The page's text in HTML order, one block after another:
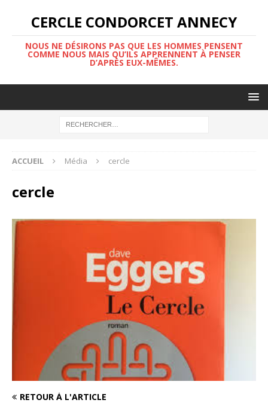
CERCLE CONDORCET ANNECY
NOUS NE DÉSIRONS PAS QUE LES HOMMES PENSENT
COMME NOUS MAIS QU’ILS APPRENNENT À PENSER
D’APRÈS EUX-MÊMES.
ACCUEIL Média cercle
cercle
RETOUR À L'ARTICLE